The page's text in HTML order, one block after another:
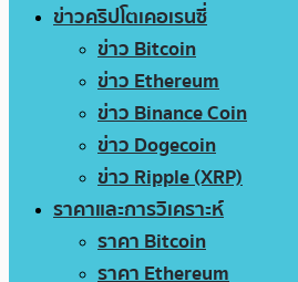
ข่าวคริปโตเคอเรนซี่
ข่าว Bitcoin
ข่าว Ethereum
ข่าว Binance Coin
ข่าว Dogecoin
ข่าว Ripple (XRP)
ราคาและการวิเคราะห์
ราคา Bitcoin
ราคา Ethereum